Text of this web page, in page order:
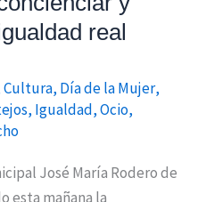
real
Cultura, Día de la Mujer,
, Igualdad,Ocio,
José María Rodero de
esta mañana la